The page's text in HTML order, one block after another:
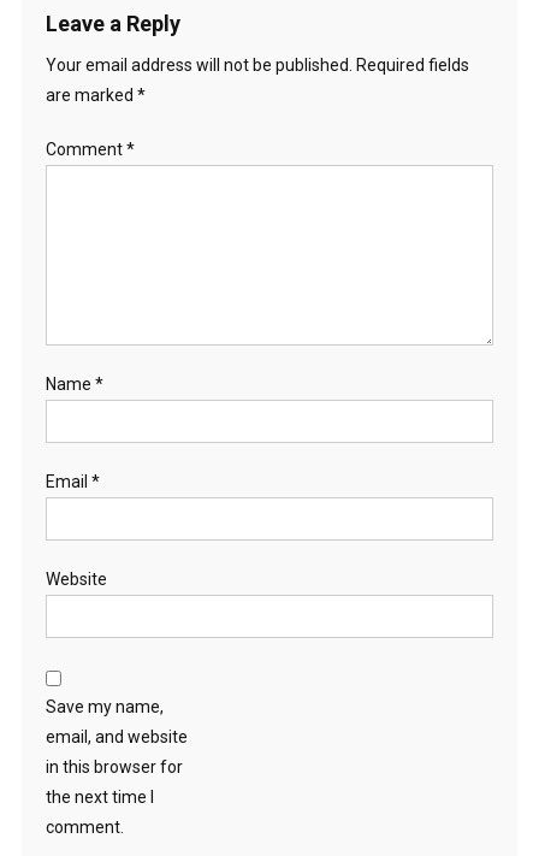
Leave a Reply
Your email address will not be published.
Required fields
are marked *
Comment*
Name *
Email *
Website
Save my name,
email, and website
in this browser for
the next time I
comment.